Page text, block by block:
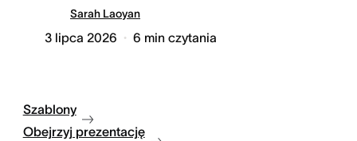
Sarah Laoyan
3 lipca 2026 6 min czytania
Szablony
Obejrzyj prezentację